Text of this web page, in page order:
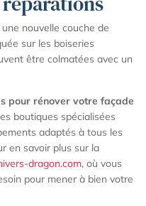
nouvelle couche de
sur les boiseries
être colmatées avec un
pour rénover votre façade
boutiques spécialisées
adaptés à tous les
en savoir plus sur la
dragon.com, où vous
pour mener à bien votre